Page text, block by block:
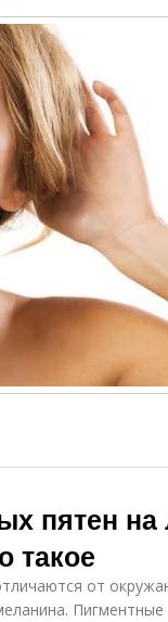
пятен на
такое
от